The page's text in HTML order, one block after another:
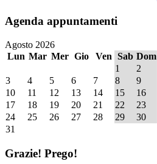
Agenda appuntamenti
Agosto 2026
Lun Mar Mer Gio Ven Sab Dom
1
2
3
4 5 6 7 8
9
10
11 12 13 14 15
16
17
18 19 20 21 22
23
24
25 26 27 28 29
30
31
Grazie! Prego!